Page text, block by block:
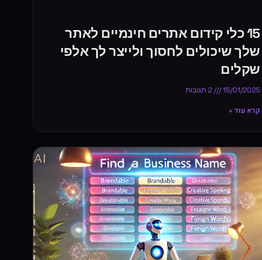
15 כלי קידום אתרים חינמיים לאתר
שלך שיכולים לחסוך ולייצר לך אלפי
שקלים
15/01/2025
קרא עוד »